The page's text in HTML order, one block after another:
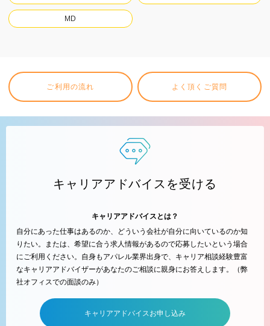
MD
ご利用の流れ よく頂くご質問
キャリアアドバイスを受ける
キャリアアドバイスとは？
自分にあった仕事はあるのか、どういう会社が自分に向いているのか知
りたい。または、希望に合う求人情報があるので応募したいという場合
にご利用ください。自身もアパレル業界出身で、キャリア相談経験豊富
なキャリアアドバイザーがあなたのご相談に親身にお答えします。（弊
社オフィスでの面談のみ）
キャリアアドバイスお申し込み